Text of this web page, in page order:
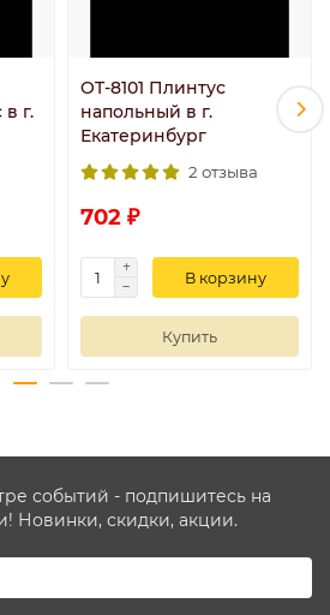
г.
OT-8101 Плинтус
напольный в г.
Екатеринбург
2 отзыва
702 ₽
В корзину
Купить
событий - подпишитесь на
Новинки, скидки, акции.